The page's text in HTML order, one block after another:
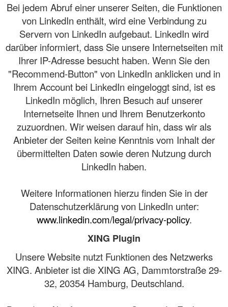
Bei jedem Abruf einer unserer Seiten, die Funktionen
von LinkedIn enthält, wird eine Verbindung zu
Servern von LinkedIn aufgebaut. LinkedIn wird
darüber informiert, dass Sie unsere Internetseiten mit
Ihrer IP-Adresse besucht haben. Wenn Sie den
"Recommend-Button" von LinkedIn anklicken und in
Ihrem Account bei LinkedIn eingeloggt sind, ist es
LinkedIn möglich, Ihren Besuch auf unserer
Internetseite Ihnen und Ihrem Benutzerkonto
zuzuordnen. Wir weisen darauf hin, dass wir als
Anbieter der Seiten keine Kenntnis vom Inhalt der
übermittelten Daten sowie deren Nutzung durch
LinkedIn haben.
Weitere Informationen hierzu finden Sie in der
Datenschutzerklärung von LinkedIn unter:
www.linkedin.com/legal/privacy-policy.
XING Plugin
Unsere Website nutzt Funktionen des Netzwerks
XING. Anbieter ist die XING AG, Dammtorstraße 29-
32, 20354 Hamburg, Deutschland.